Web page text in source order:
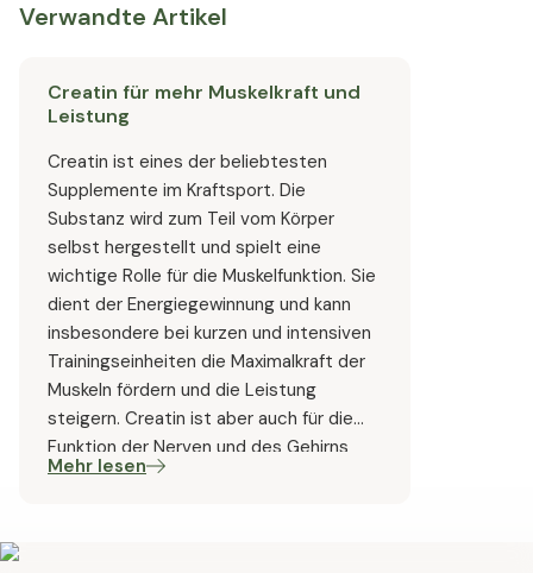
Verwandte Artikel
Creatin für mehr Muskelkraft und
Leistung
Creatin ist eines der beliebtesten
Supplemente im Kraftsport. Die
Substanz wird zum Teil vom Körper
selbst hergestellt und spielt eine
wichtige Rolle für die Muskelfunktion. Sie
dient der Energiegewinnung und kann
insbesondere bei kurzen und intensiven
Trainingseinheiten die Maximalkraft der
Muskeln fördern und die Leistung
steigern. Creatin ist aber auch für die
Funktion der Nerven und des Gehirns
essenziell. [[C208]] [[C209]] [[C210]]
Mehr lesen